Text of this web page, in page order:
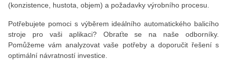
(konzistence, hustota, objem) a požadavky výrobního procesu.
Potřebujete pomoci s výběrem ideálního automatického balicího
stroje pro vaši aplikaci? Obraťte se na naše odborníky.
Pomůžeme vám analyzovat vaše potřeby a doporučit řešení s
optimální návratností investice.